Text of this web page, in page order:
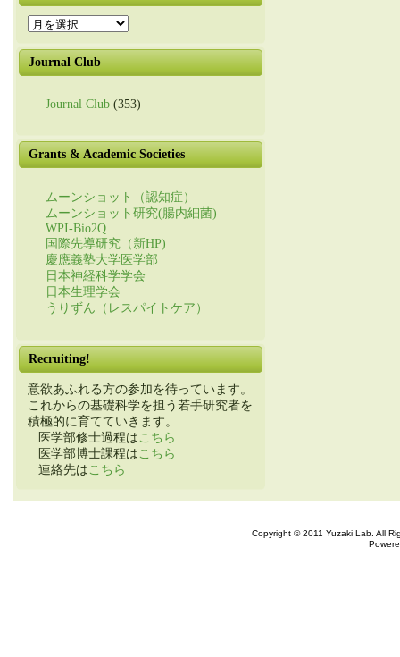
Past
News
Journal Club
Journal Club (353)
Grants & Academic Societies
ムーンショット（認知症）
ムーンショット研究(腸内細菌)
WPI-Bio2Q
国際先導研究（新HP)
慶應義塾大学医学部
日本神経科学学会
日本生理学会
うりずん（レスパイトケア）
Recruiting!
意欲あふれる方の参加を待っています。
これからの基礎科学を担う若手研究者を
積極的に育てていきます。
医学部修士過程は こちら
医学部博士課程は こちら
連絡先は こちら
Copyright © 2011 Yuzaki Lab. All